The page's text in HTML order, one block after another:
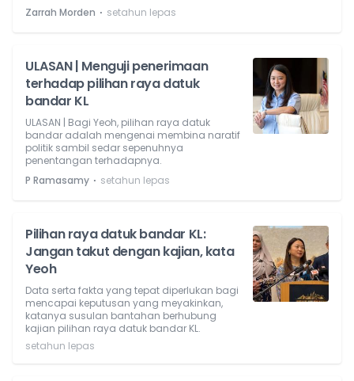
Zarrah Morden ⋅ setahun lepas
ULASAN | Menguji penerimaan
terhadap pilihan raya datuk
bandar KL
ULASAN | Bagi Yeoh, pilihan raya datuk
bandar adalah mengenai membina naratif
politik sambil sedar sepenuhnya
penentangan terhadapnya.
P Ramasamy ⋅ setahun lepas
Pilihan raya datuk bandar KL:
Jangan takut dengan kajian, kata
Yeoh
Data serta fakta yang tepat diperlukan bagi
mencapai keputusan yang meyakinkan,
katanya susulan bantahan berhubung
kajian pilihan raya datuk bandar KL.
setahun lepas